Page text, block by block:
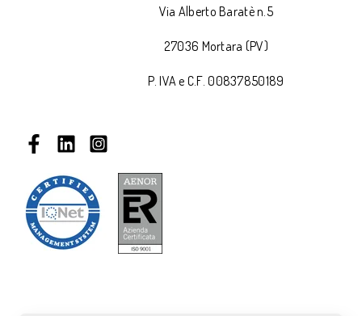
Via Alberto Baratè n.5
27036 Mortara (PV)
P. IVA e C.F. 00837850189